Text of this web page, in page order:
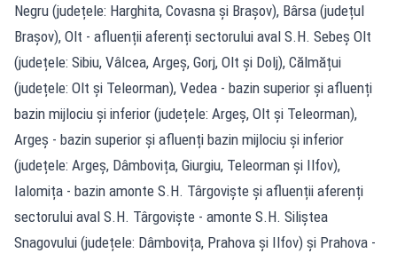
Negru (județele: Harghita, Covasna și Brașov), Bârsa (județul
Brașov), Olt - afluenții aferenți sectorului aval S.H. Sebeș Olt
(județele: Sibiu, Vâlcea, Argeș, Gorj, Olt și Dolj), Călmățui
(județele: Olt și Teleorman), Vedea - bazin superior și afluenți
bazin mijlociu și inferior (județele: Argeș, Olt și Teleorman),
Argeș - bazin superior și afluenți bazin mijlociu și inferior
(județele: Argeș, Dâmbovița, Giurgiu, Teleorman și Ilfov),
Ialomița - bazin amonte S.H. Târgoviște și afluenții aferenți
sectorului aval S.H. Târgoviște - amonte S.H. Siliștea
Snagovului (județele: Dâmbovița, Prahova și Ilfov) și Prahova -